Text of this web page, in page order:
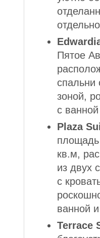
Пятое
спальни
зоной,
с
Plaza
кв.м,
из двух
с
ванной
Terrace